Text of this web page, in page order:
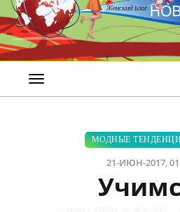
Открыть
меню
МОДНЫЕ
21-ИЮН-2017,